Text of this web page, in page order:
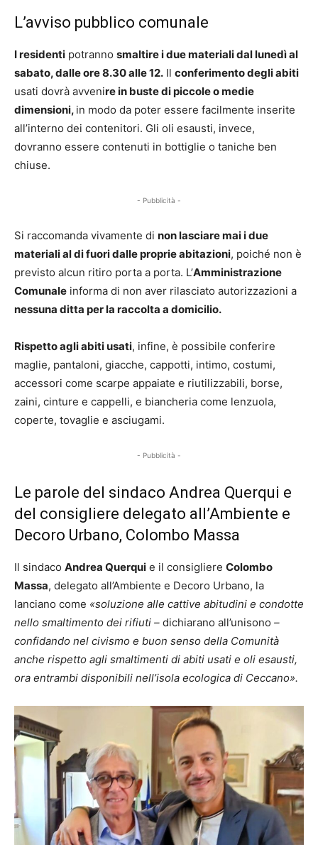
L’avviso pubblico comunale
I residenti potranno smaltire i due materiali dal lunedì al
sabato, dalle ore 8.30 alle 12. Il conferimento degli abiti
usati dovrà avvenire in buste di piccole o medie
dimensioni, in modo da poter essere facilmente inserite
all’interno dei contenitori. Gli oli esausti, invece,
dovranno essere contenuti in bottiglie o taniche ben
chiuse.
- Pubblicità -
Si raccomanda vivamente di non lasciare mai i due
materiali al di fuori dalle proprie abitazioni, poiché non è
previsto alcun ritiro porta a porta. L’Amministrazione
Comunale informa di non aver rilasciato autorizzazioni a
nessuna ditta per la raccolta a domicilio.
Rispetto agli abiti usati, infine, è possibile conferire
maglie, pantaloni, giacche, cappotti, intimo, costumi,
accessori come scarpe appaiate e riutilizzabili, borse,
zaini, cinture e cappelli, e biancheria come lenzuola,
coperte, tovaglie e asciugami.
- Pubblicità -
Le parole del sindaco Andrea Querqui e
del consigliere delegato all’Ambiente e
Decoro Urbano, Colombo Massa
Il sindaco Andrea Querqui e il consigliere Colombo
Massa, delegato all’Ambiente e Decoro Urbano, la
lanciano come «soluzione alle cattive abitudini e condotte
nello smaltimento dei rifiuti – dichiarano all’unisono –
confidando nel civismo e buon senso della Comunità
anche rispetto agli smaltimenti di abiti usati e oli esausti,
ora entrambi disponibili nell’isola ecologica di Ceccano».